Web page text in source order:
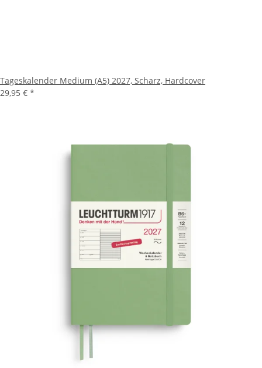
Tageskalender Medium (A5) 2027, Scharz, Hardcover
29,95 € *